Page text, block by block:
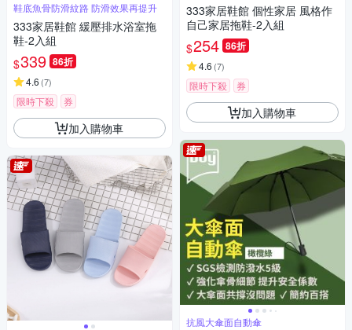
鞋底魚骨防滑紋路 防滑效果再提升
333家居鞋館 緩壓排水浴室拖
鞋-2入組
$339 86折
4.6 (7)
限時下殺 券
加入購物車
333家居鞋館 個性家居 風格作
自己家居拖鞋-2入組
$254 86折
4.6 (7)
限時下殺 券
加入購物車
抗風大傘面自動傘